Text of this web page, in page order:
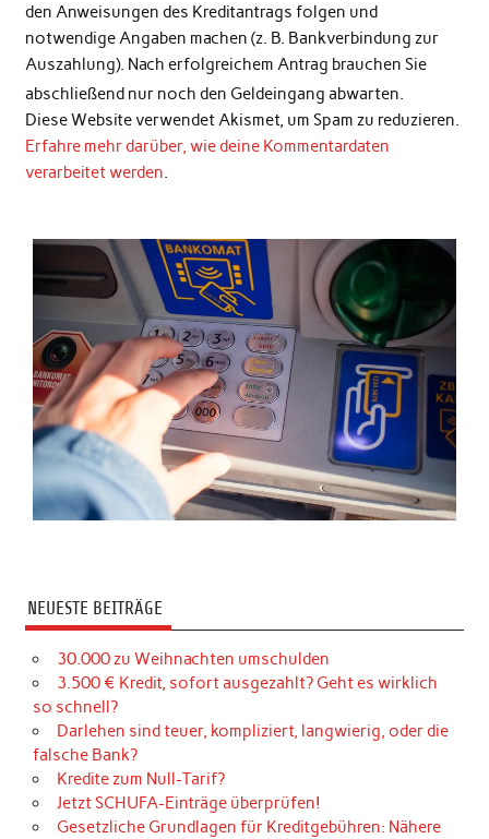
den Anweisungen des Kreditantrags folgen und
notwendige Angaben machen (z. B. Bankverbindung zur
Auszahlung). Nach erfolgreichem Antrag brauchen Sie
abschließend nur noch den Geldeingang abwarten.
Diese Website verwendet Akismet, um Spam zu reduzieren.
Erfahre mehr darüber, wie deine Kommentardaten
verarbeitet werden.
NEUESTE BEITRÄGE
30.000 zu Weihnachten umschulden
3.500 € Kredit, sofort ausgezahlt? Geht es wirklich
so schnell?
Darlehen sind teuer, kompliziert, langwierig, oder die
falsche Bank?
Kredite zum Null-Tarif?
Jetzt SCHUFA-Einträge überprüfen!
Gesetzliche Grundlagen für Kreditgebühren: Nähere